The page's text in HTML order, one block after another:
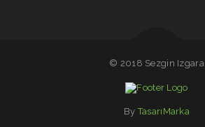
© 2018 Sezgin Izgara
ByTasarıMarka